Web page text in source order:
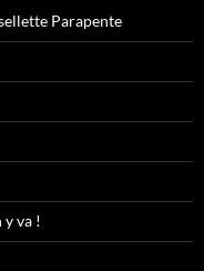
Parapente
y va !